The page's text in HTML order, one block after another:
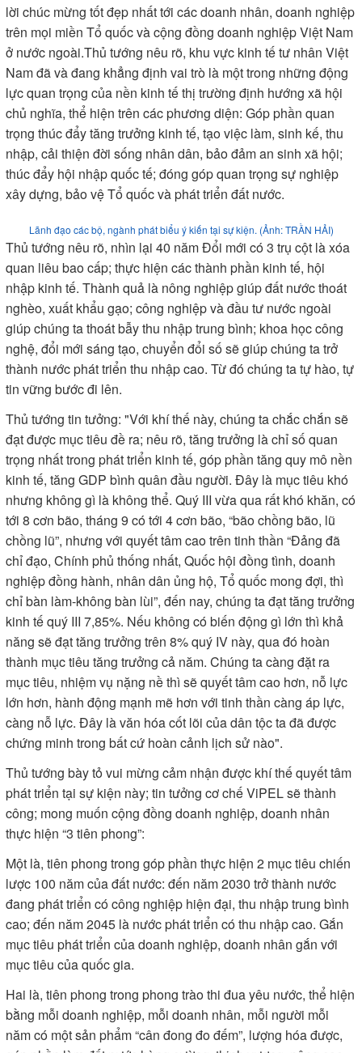
triển; cùng chia sẻ niềm vui, hạnh phúc và niềm tự hào.
Thủ tướng vui mừng vì Ban IV “nói đi đôi với làm”; vui mừng
vì không khí tại sự kiện làm cho trái tim của chúng ta nóng
hơn; khối óc vận động sáng tạo hơn, tư tưởng trở nên mạnh
mẽ hơn; lòng tin được củng cố tăng cường nhiều hơn; quyết
tâm phát triển đất nước phát triển nhanh, xanh, bền vững, cao
hơn; nụ cười trên môi rạng rỡ hơn.
Chủ tịch Hội đồng quản trị Tập đoàn Geleximco Vũ Văn Tiền trình bày tham luận
tại "Toàn cảnh kinh tế tư nhân Việt Nam 2025". (Ảnh: TRẦN HẢI)
Thay mặt đồng chí Tổng Bí thư Tô Lâm, các đồng chí lãnh
đạo Đảng, Nhà nước và Chính phủ, Thủ tướng trân trọng gửi
lời chúc mừng tốt đẹp nhất tới các doanh nhân, doanh nghiệp
trên mọi miền Tổ quốc và cộng đồng doanh nghiệp Việt Nam
ở nước ngoài.Thủ tướng nêu rõ, khu vực kinh tế tư nhân Việt
Nam đã và đang khẳng định vai trò là một trong những động
lực quan trọng của nền kinh tế thị trường định hướng xã hội
chủ nghĩa, thể hiện trên các phương diện: Góp phần quan
trọng thúc đẩy tăng trưởng kinh tế, tạo việc làm, sinh kế, thu
thúc đẩy hội nhập quốc tế; đóng góp quan trọng sự nghiệp
xây dựng, bảo vệ Tổ quốc và phát triển đất nước.
Lãnh đạo các bộ, ngành phát biểu ý kiến tại sự kiện. (Ảnh: TRẦN HẢI)
Thủ tướng nêu rõ, nhìn lại 40 năm Đổi mới có 3 trụ cột là xóa
quan liêu bao cấp; thực hiện các thành phần kinh tế, hội
nhập kinh tế. Thành quả là nông nghiệp giúp đất nước thoát
nghèo, xuất khẩu gạo; công nghiệp và đầu tư nước ngoài
giúp chúng ta thoát bẫy thu nhập trung bình; khoa học công
nghệ, đổi mới sáng tạo, chuyển đổi số sẽ giúp chúng ta trở
thành nước phát triển thu nhập cao. Từ đó chúng ta tự hào, tự
tin vững bước đi lên.
Thủ tướng tin tưởng: "Với khí thế này, chúng ta chắc chắn sẽ
đạt được mục tiêu đề ra; nêu rõ, tăng trưởng là chỉ số quan
trọng nhất trong phát triển kinh tế, góp phần tăng quy mô nền
kinh tế, tăng GDP bình quân đầu người. Đây là mục tiêu khó
nhưng không gì là không thể. Quý III vừa qua rất khó khăn, có
tới 8 cơn bão, tháng 9 có tới 4 cơn bão, “bão chồng bão, lũ
chồng lũ”, nhưng với quyết tâm cao trên tinh thần “Đảng đã
chỉ đạo, Chính phủ thống nhất, Quốc hội đồng tình, doanh
nghiệp đồng hành, nhân dân ủng hộ, Tổ quốc mong đợi, thì
kinh tế quý III 7,85%. Nếu không có biến động gì lớn thì khả
năng sẽ đạt tăng trưởng trên 8% quý IV này, qua đó hoàn
thành mục tiêu tăng trưởng cả năm. Chúng ta càng đặt ra
mục tiêu, nhiệm vụ nặng nề thì sẽ quyết tâm cao hơn, nỗ lực
lớn hơn, hành động mạnh mẽ hơn với tinh thần càng áp lực,
càng nỗ lực. Đây là văn hóa cốt lõi của dân tộc ta đã được
chứng minh trong bất cứ hoàn cảnh lịch sử nào".
Thủ tướng bày tỏ vui mừng cảm nhận được khí thế quyết tâm
phát triển tại sự kiện này; tin tưởng cơ chế ViPEL sẽ thành